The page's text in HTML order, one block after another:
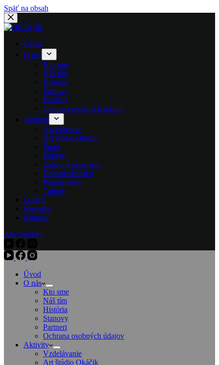
Späť na obsah
Úvod
O nás
Kto sme
Náš tím
História
Stanovy
Partneri
Ochrana osobných údajov
Aktivity
Vzdelávanie
Art štúdio Okáčik
Šport
Pobyty
Zábavné programy
Dobrovoľníctvo
Poradenstvo
Tábory
Galéria
Novinky
Kontakt
Ako pomôcť
Úvod
O nás
Kto sme
Náš tím
História
Stanovy
Partneri
Ochrana osobných údajov
Aktivity
Vzdelávanie
Art štúdio Okáčik